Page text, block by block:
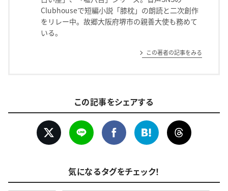
Clubhouseで短編小説「膝枕」の朗読と二次創作
をリレー中。故郷大阪府堺市の親善大使も務めて
いる。
この著者の記事をみる
この記事をシェアする
気になるタグをチェック！